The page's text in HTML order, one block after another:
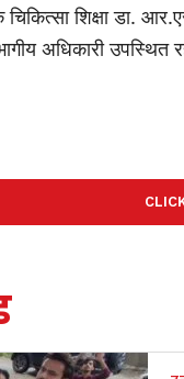
शिक्षा डा.
अधिकारी उपस्थित